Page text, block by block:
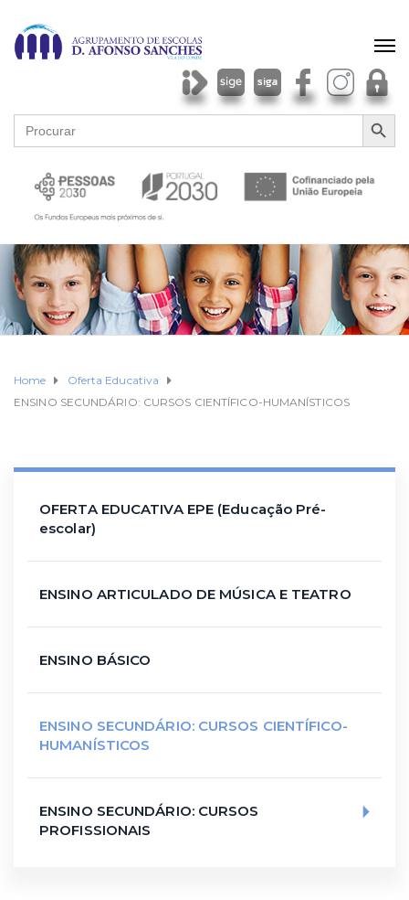
Search
for:
SEARCH
Home
Oferta Educativa
ENSINO SECUNDÁRIO: CURSOS CIENTÍFICO-HUMANÍSTICOS
OFERTA EDUCATIVA EPE (Educação Pré-
escolar)
ENSINO ARTICULADO DE MÚSICA E TEATRO
ENSINO BÁSICO
ENSINO SECUNDÁRIO: CURSOS CIENTÍFICO-
HUMANÍSTICOS
ENSINO SECUNDÁRIO: CURSOS
PROFISSIONAIS